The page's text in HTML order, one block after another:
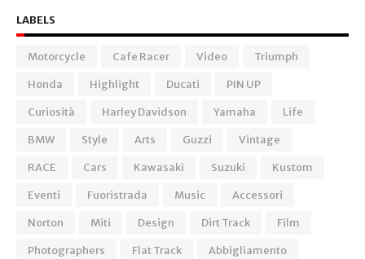
LABELS
Motorcycle Cafe Racer Video
Triumph
Honda
Highlight Ducati
PIN UP
Curiosità
Harley Davidson Yamaha
Life
BMW
Style Arts Guzzi
Vintage
RACE
Cars Kawasaki Suzuki
Kustom
Eventi
Fuoristrada Music
Accessori
Norton
Miti Design Dirt Track
Film
Photographers
Flat Track
Abbigliamento